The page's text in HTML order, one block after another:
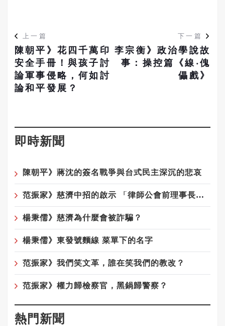
上一篇
陳朝平》花四千萬印
安全手冊！與孩子討
論軍事侵略，何如討
論和平發展？
下一篇
李宗衡》政治學說故
事：操控篇《線‧傀
儡戲》
即時新聞
陳朝平》蔣沈的簽名戰爭與台式民主深沉的悲哀
范振家》慈濟中招的啟示 「律師公會前理事長」這種專業人士騙局更厲害
楊秉儒》慈濟為什麼會被詐騙？
楊秉儒》東發號麵線 菜單下的名字
范振家》我們笑文革，誰在笑我們的教改？
范振家》權力歸檢察官，黑鍋歸警察？
熱門新聞